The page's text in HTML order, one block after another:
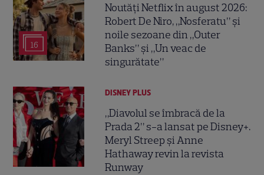
16
Noutăți Netflix în august 2026:
Robert De Niro, „Nosferatu” și
noile sezoane din „Outer
Banks” și „Un veac de
singurătate”
DISNEY PLUS
„Diavolul se îmbracă de la
Prada 2” s-a lansat pe Disney+.
Meryl Streep și Anne
Hathaway revin la revista
Runway